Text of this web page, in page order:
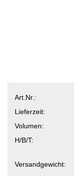
Art.Nr.:
Lieferzeit:
Volumen:
H/B/T:
Versandgewicht: